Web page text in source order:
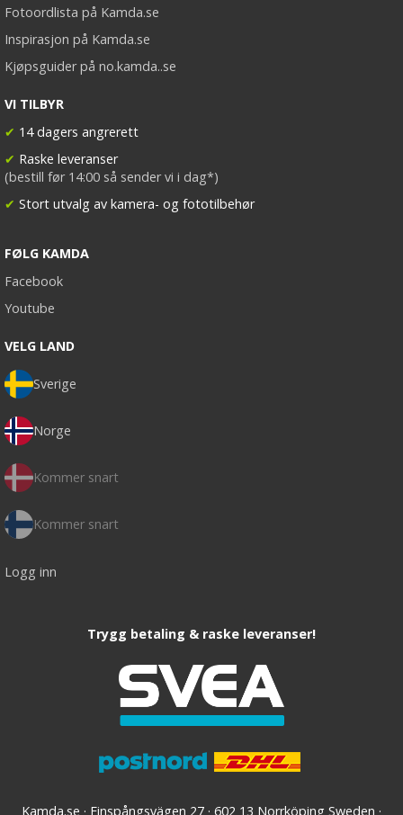
Fotoordlista på Kamda.se
Inspirasjon på Kamda.se
Kjøpsguider på no.kamda..se
VI TILBYR
✔ 14 dagers angrerett
✔ Raske leveranser
(bestill før 14:00 så sender vi i dag*)
✔ Stort utvalg av kamera- og fototilbehør
FØLG KAMDA
Facebook
Youtube
VELG LAND
Sverige
Norge
Kommer snart
Kommer snart
Logg inn
Trygg betaling & raske leveranser!
Kamda.se · Finspångsvägen 27 · 602 13 Norrköping Sweden ·